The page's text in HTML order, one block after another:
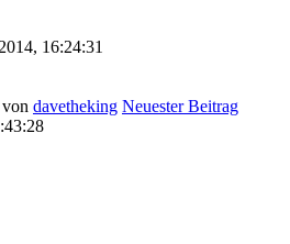
16:24:31
von davetheking Neuester Beitrag